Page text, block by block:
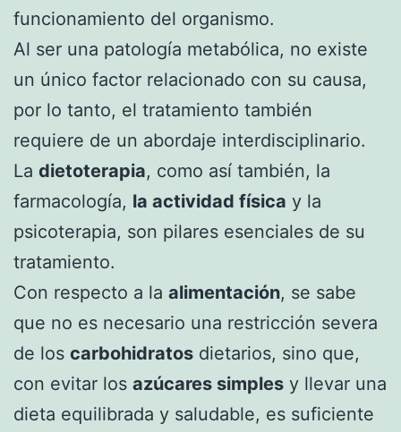
funcionamiento del organismo.
Al ser una patología metabólica, no existe
un único factor relacionado con su causa,
por lo tanto, el tratamiento también
requiere de un abordaje interdisciplinario.
La dietoterapia, como así también, la
farmacología, la actividad física y la
psicoterapia, son pilares esenciales de su
tratamiento.
Con respecto a la alimentación, se sabe
que no es necesario una restricción severa
de los carbohidratos dietarios, sino que,
con evitar los azúcares simples y llevar una
dieta equilibrada y saludable, es suficiente